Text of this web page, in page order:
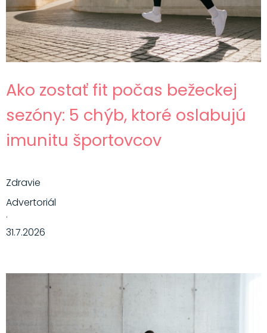
Ako zostať fit počas bežeckej
sezóny: 5 chýb, ktoré oslabujú
imunitu športovcov
Zdravie
Advertoriál
·
31.7.2026